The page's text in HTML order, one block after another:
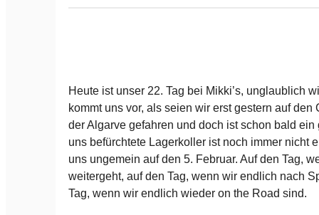
Heute ist unser 22. Tag bei Mikki’s, unglaublich
kommt uns vor, als seien wir erst gestern auf
der Algarve gefahren und doch ist schon bald ein
uns befürchtete Lagerkoller ist noch immer nicht
uns ungemein auf den 5. Februar. Auf den Tag,
weitergeht, auf den Tag, wenn wir endlich nach
Tag, wenn wir endlich wieder on the Road sind.